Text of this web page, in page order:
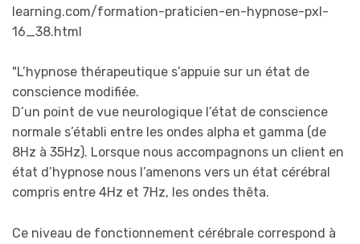
learning.com/formation-praticien-en-hypnose-pxl-
16_38.html
"L’hypnose thérapeutique s’appuie sur un état de
conscience modifiée.
D’un point de vue neurologique l’état de conscience
normale s’établi entre les ondes alpha et gamma (de
8Hz à 35Hz). Lorsque nous accompagnons un client en
état d’hypnose nous l’amenons vers un état cérébral
compris entre 4Hz et 7Hz, les ondes thêta.
Ce niveau de fonctionnement cérébrale correspond à